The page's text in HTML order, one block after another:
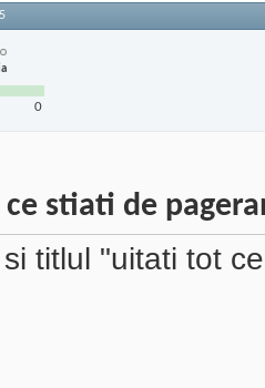
0
stiati de
titlul "uitati tot